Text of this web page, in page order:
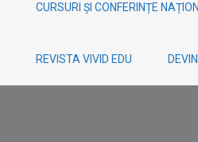
CURSURI ȘI CONFERINȚE
REVISTA VIVID EDU